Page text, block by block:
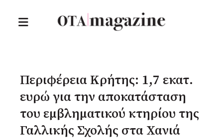
Περιφέρεια Κρήτης: 1,7 εκατ.
ευρώ για την αποκατάσταση
του εμβληματικού κτηρίου της
Γαλλικής Σχολής στα Χανιά